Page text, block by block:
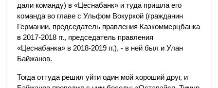
дали команду) в «Цеснабанк» и туда пришла его
команда во главе с Ульфом Вокуркой (гражданин
Германии, председатель правления Казкоммерцбанка
в 2017-2018 гг., председатель правления
«Цеснабанка» в 2018-2019 гг.), - в ней был и Улан
Байжанов.
Тогда оттуда решил уйти один мой хороший друг, и